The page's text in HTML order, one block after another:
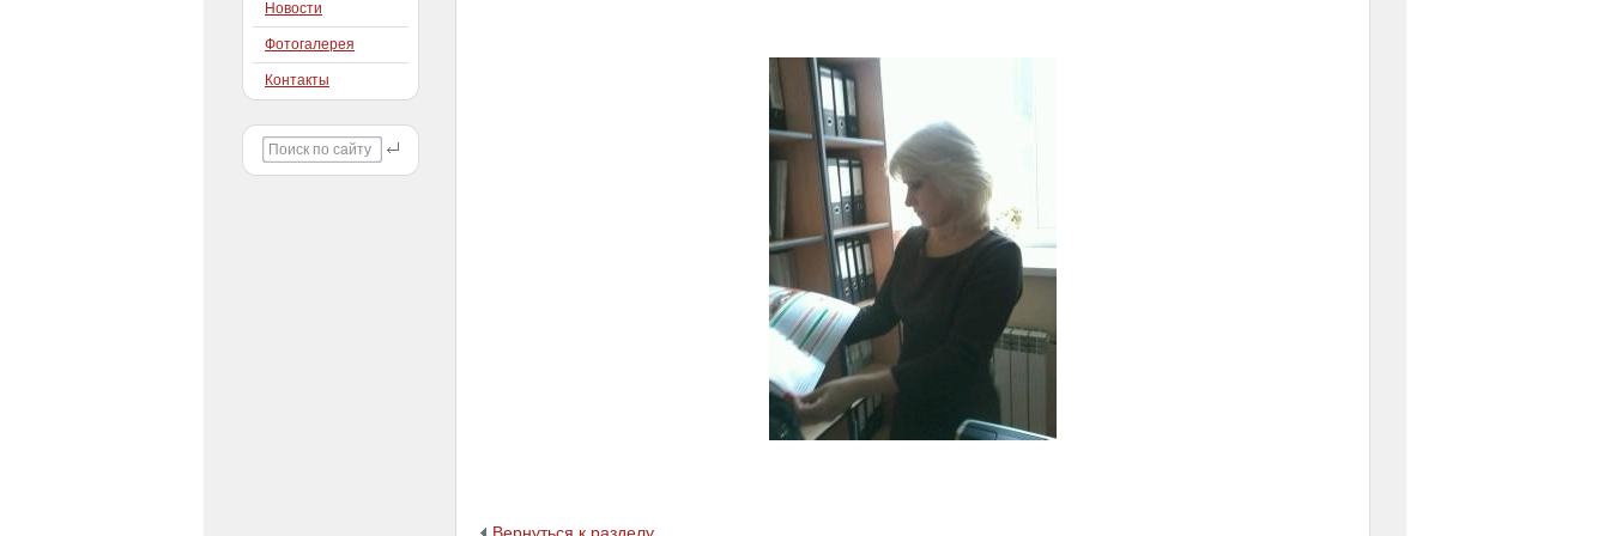
Новости
Фотогалерея
Контакты